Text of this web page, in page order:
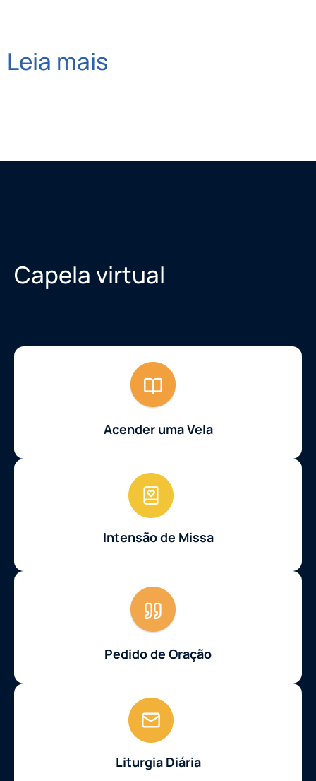
Leia mais
Capela virtual
Acender uma Vela
Intensão de Missa
Pedido de Oração
Liturgia Diária